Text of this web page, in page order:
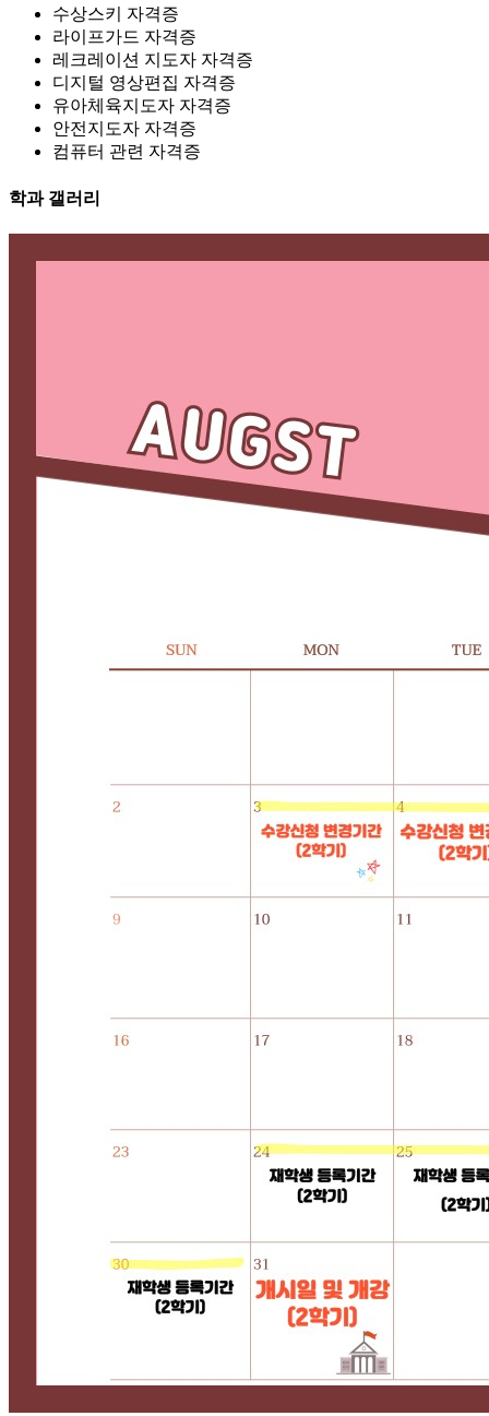
수상스키 자격증
라이프가드 자격증
레크레이션 지도자 자격증
디지털 영상편집 자격증
유아체육지도자 자격증
안전지도자 자격증
컴퓨터 관련 자격증
학과 갤러리